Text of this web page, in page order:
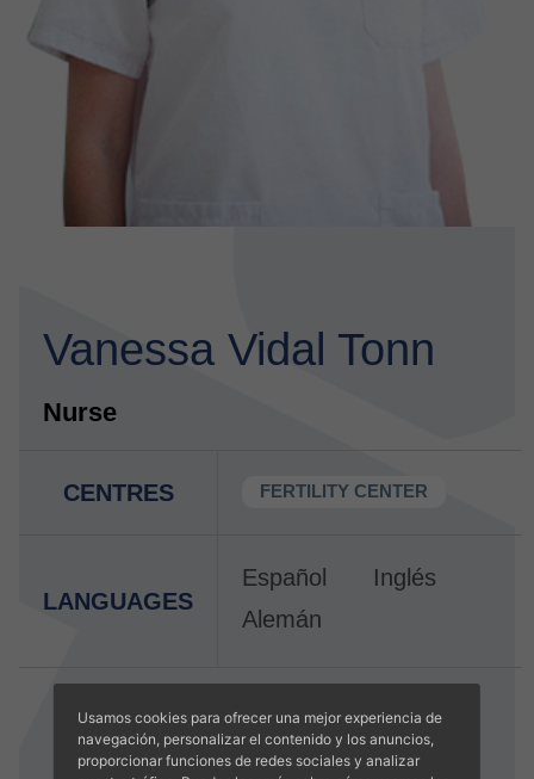
Vanessa Vidal Tonn
Nurse
CENTRES FERTILITY CENTER
LANGUAGES
Español
Inglés
Alemán
Usamos cookies para ofrecer una mejor experiencia de
navegación, personalizar el contenido y los anuncios,
proporcionar funciones de redes sociales y analizar